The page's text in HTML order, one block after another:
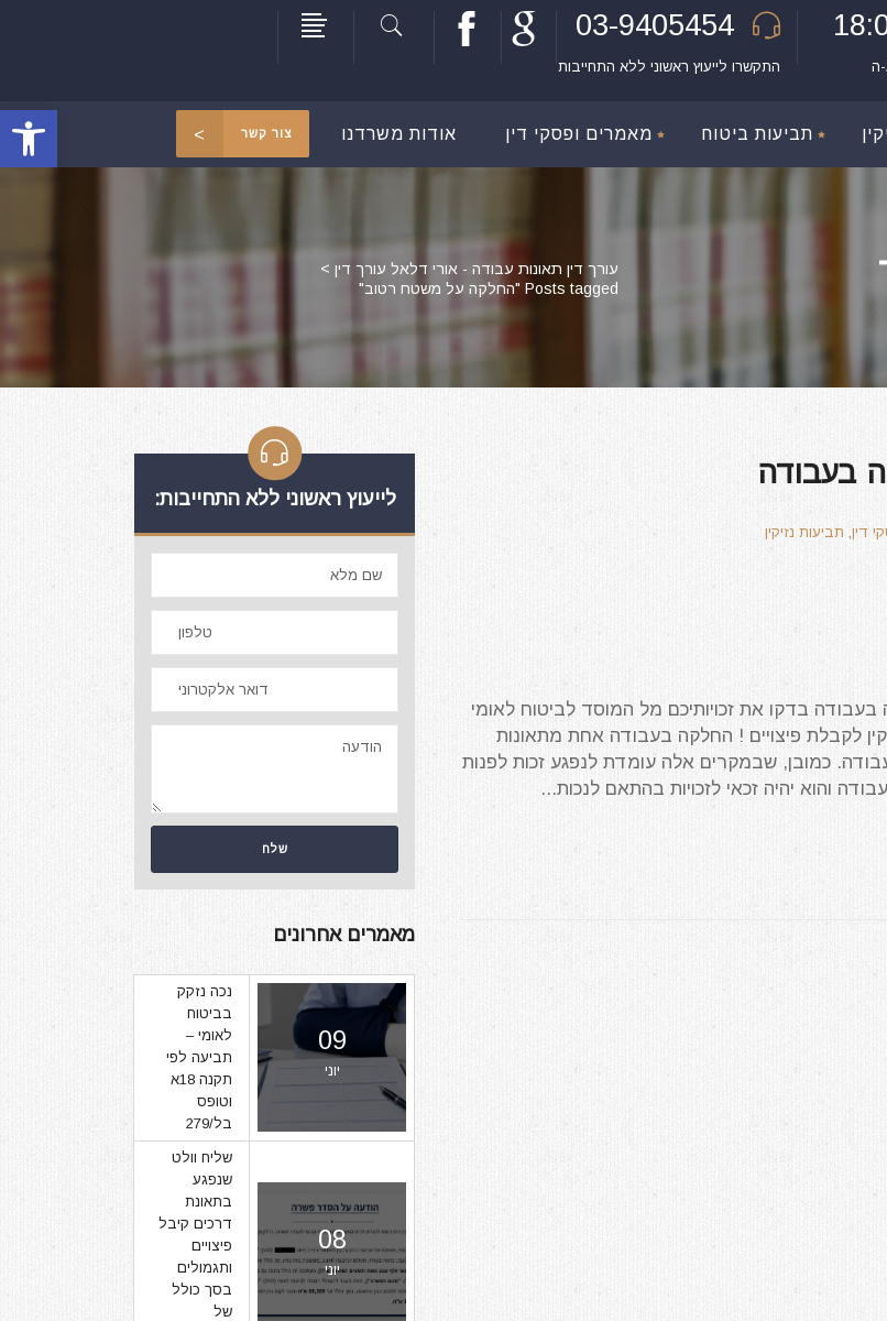
פתח
03-9405454
התקשרו לייעוץ ראשוני ללא התחייבות ה
תביעות ביטוח מאמרים ופסקי דין אודות משרדנו צור קשר
עורך דין תאונות עבודה - אורי דלאל עורך דין >
Posts tagged "החלקה על משטח רטוב"
לייעוץ ראשוני ללא התחייבות:
מאמרים אחרונים
09
יוני
נכה נזקק
בביטוח
לאומי –
תביעה לפי
תקנה 18א
וטופס
בל/279
08
יוני
שליח וולט
שנפגע
בתאונת
דרכים קיבל
פיצויים
ותגמולים
בסך כולל
של
בעבודה
דין, תביעות נזיקין
בדקו את זכויותיכם מל המוסד לביטוח לאומי
לקבלת פיצויים ! החלקה בעבודה אחת מתאונות
כמובן, שבמקרים אלה עומדת לנפגע זכות לפנות
והוא יהיה זכאי לזכויות בהתאם לנכות...